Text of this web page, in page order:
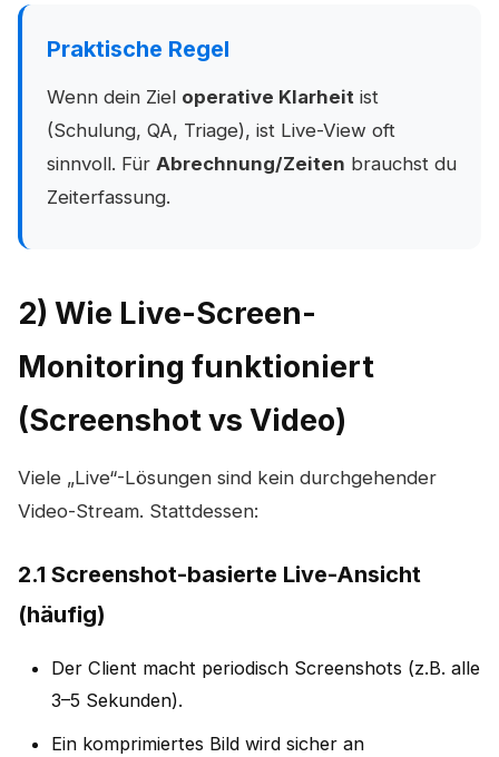
Praktische Regel
Wenn dein Ziel operative Klarheit ist
(Schulung, QA, Triage), ist Live-View oft
sinnvoll. Für Abrechnung/Zeiten brauchst du
Zeiterfassung.
2) Wie Live-Screen-
Monitoring funktioniert
(Screenshot vs Video)
Viele „Live“-Lösungen sind kein durchgehender
Video-Stream. Stattdessen:
2.1 Screenshot-basierte Live-Ansicht
(häufig)
Der Client macht periodisch Screenshots (z.B. alle
3–5 Sekunden).
Ein komprimiertes Bild wird sicher an